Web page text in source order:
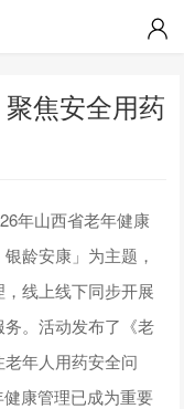
焦安全用药
年山西省老年健康
龄安康」为主题，
线上线下同步开展
。活动发布了《老
年人用药安全问
康管理已成为重要